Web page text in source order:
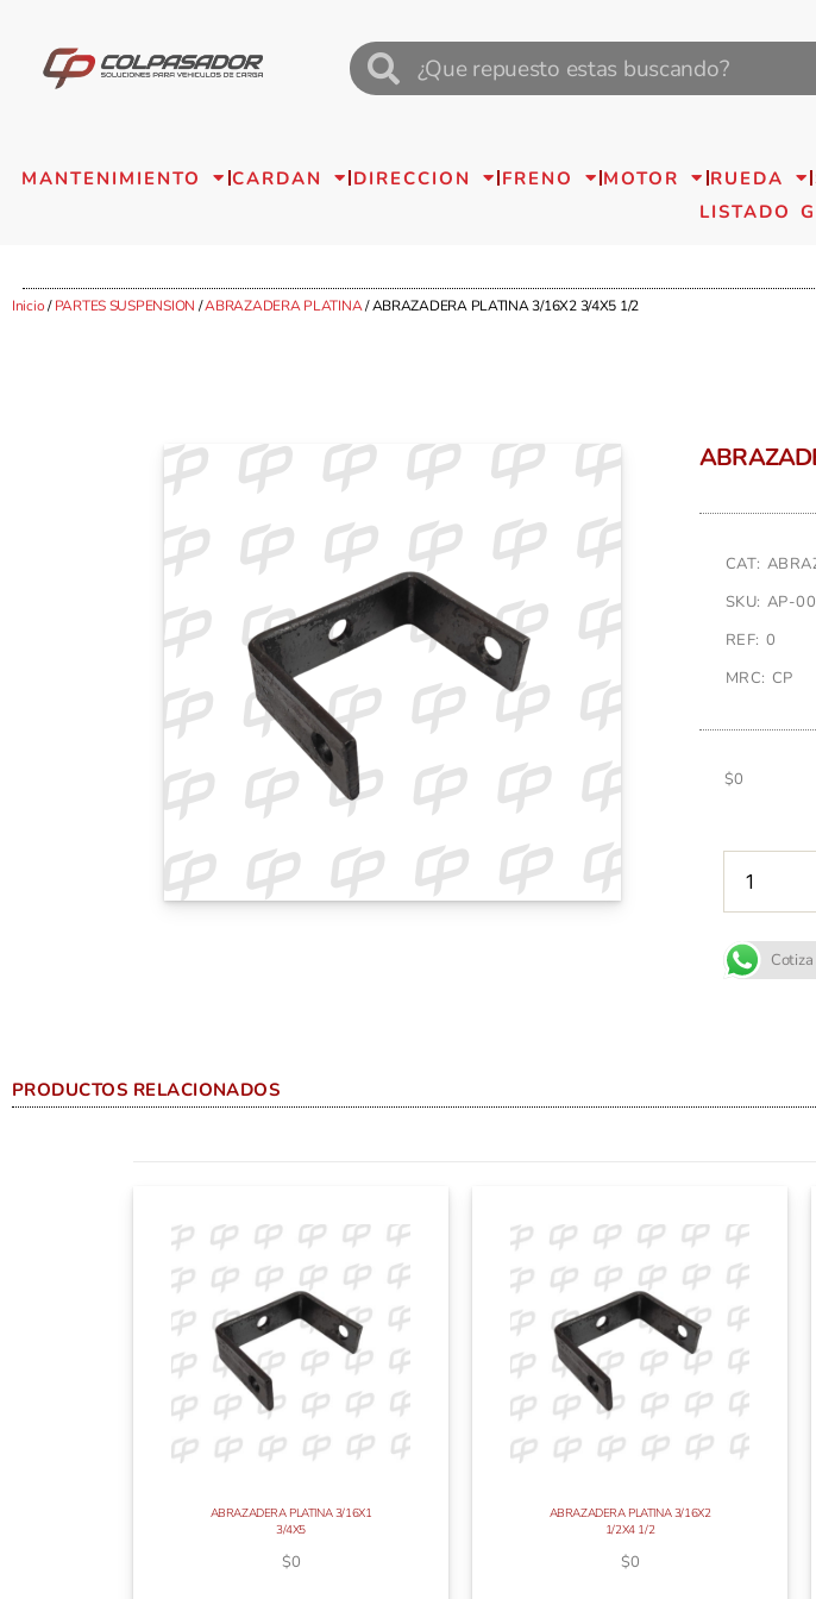
MANTENIMIENTO CARDAN DIRECCION FRENO MOTOR RUEDA
LISTADO
Inicio/PARTES SUSPENSION /ABRAZADERA PLATINA/ ABRAZADERA PLATINA 3/16X2 3/4X5 1/2
CAT:
SKU: AP-
REF: 0
MRC: CP
$0
PRODUCTOS RELACIONADOS
ABRAZADERA PLATINA 3/16X1
3/4X5
$0
ABRAZADERA PLATINA 3/16X2
1/2X4 1/2
$0